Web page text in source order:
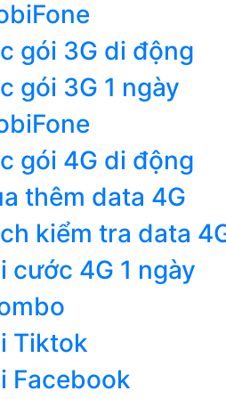
gói 3G di động
gói 3G 1 ngày
gói 4G di động
thêm data 4G
kiểm tra data
cước 4G 1 ngày
Tiktok
Facebook